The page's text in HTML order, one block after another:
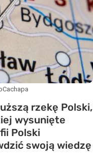
rzekę Polski,
wysunięte
Polski
swoją wiedzę